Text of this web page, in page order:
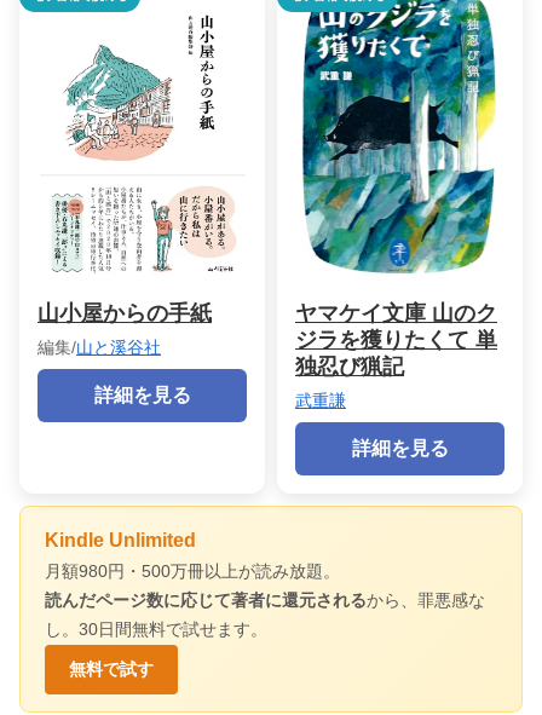
山小屋からの手紙
編集/山と溪谷社
詳細を見る
ヤマケイ文庫 山のク
ジラを獲りたくて 単
独忍び猟記
武重謙
詳細を見る
Kindle Unlimited
月額980円・500万冊以上が読み放題。
読んだページ数に応じて著者に還元されるから、罪悪感な
し。30日間無料で試せます。
無料で試す